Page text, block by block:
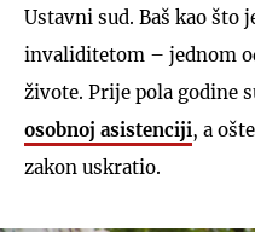
Ustavni sud. Baš kao što
invaliditetom – jednom
živote. Prije pola godine
osobnoj asistenciji, a
zakon uskratio.